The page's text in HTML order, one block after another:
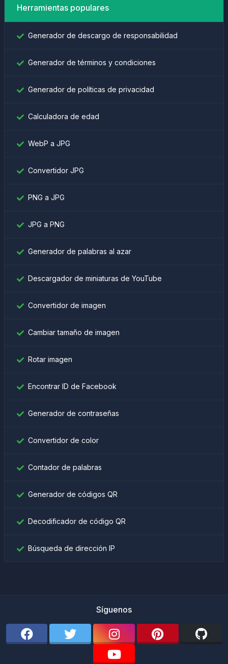
Herramientas populares
Generador de descargo de responsabilidad
Generador de términos y condiciones
Generador de políticas de privacidad
Calculadora de edad
WebP a JPG
Convertidor JPG
PNG a JPG
JPG a PNG
Generador de palabras al azar
Descargador de miniaturas de YouTube
Convertidor de imagen
Cambiar tamaño de imagen
Rotar imagen
Encontrar ID de Facebook
Generador de contraseñas
Convertidor de color
Contador de palabras
Generador de códigos QR
Decodificador de código QR
Búsqueda de dirección IP
Síguenos